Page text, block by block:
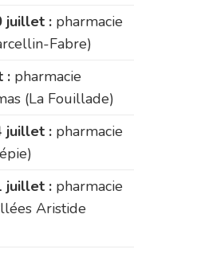
juillet : pharmacie
Fabre)
: pharmacie
(La Fouillade)
juillet : pharmacie
juillet : pharmacie
Aristide